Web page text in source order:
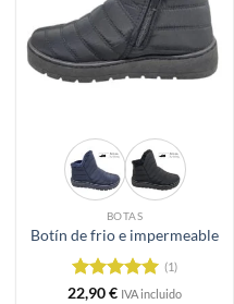
BOTAS
Botín de frio e impermeable
Valorado
(1)
22,90€ IVA incluido